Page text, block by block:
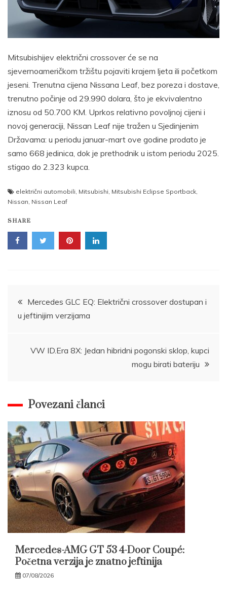
Mitsubishijev električni crossover će se na
sjevernoameričkom tržištu pojaviti krajem ljeta ili početkom
jeseni. Trenutna cijena Nissana Leaf, bez poreza i dostave,
trenutno počinje od 29.990 dolara, što je ekvivalentno
iznosu od 50.700 KM. Uprkos relativno povoljnoj cijeni i
novoj generaciji, Nissan Leaf nije tražen u Sjedinjenim
Državama: u periodu januar-mart ove godine prodato je
samo 668 jedinica, dok je prethodnik u istom periodu 2025.
stigao do 2.323 kupca.
električni automobili, Mitsubishi, Mitsubishi Eclipse Sportback,
Nissan, Nissan Leaf
SHARE
Post
navigation
Mercedes GLC EQ: Električni crossover dostupan i
u jeftinijim verzijama
VW ID.Era 8X: Jedan hibridni pogonski sklop, kupci
mogu birati bateriju
Povezani članci
Mercedes-AMG GT 53 4-Door Coupé:
Početna verzija je znatno jeftinija
07/08/2026